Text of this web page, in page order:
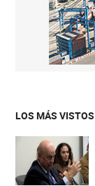
LOS MÁS VISTOS